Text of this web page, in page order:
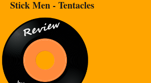
Stick Men - Tentacles